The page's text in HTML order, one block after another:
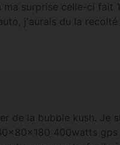
surprise celle-ci
j'aurais du la
de la bubble kush.
400watts